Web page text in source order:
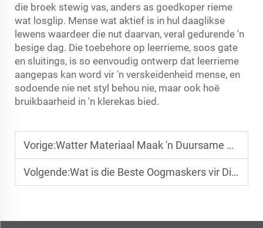
die broek stewig vas, anders as goedkoper rieme
wat losglip. Mense wat aktief is in hul daaglikse
lewens waardeer die nut daarvan, veral gedurende 'n
besige dag. Die toebehore op leerrieme, soos gate
en sluitings, is so eenvoudig ontwerp dat leerrieme
aangepas kan word vir 'n verskeidenheid mense, en
sodoende nie net styl behou nie, maar ook hoë
bruikbaarheid in 'n klerekas bied.
Vorige:Watter Materiaal Maak 'n Duursame Baseballhoed?
Volgende:Wat is die Beste Oogmaskers vir Diep Slaap?